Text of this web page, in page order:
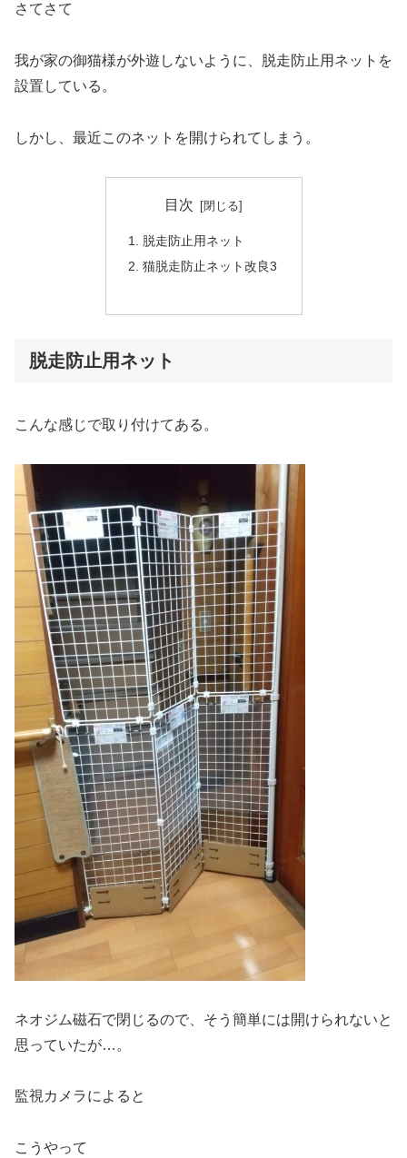
さてさて
我が家の御猫様が外遊しないように、脱走防止用ネットを
設置している。
しかし、最近このネットを開けられてしまう。
目次
脱走防止用ネット
猫脱走防止ネット改良3
脱走防止用ネット
こんな感じで取り付けてある。
ネオジム磁石で閉じるので、そう簡単には開けられないと
思っていたが…。
監視カメラによると
こうやって